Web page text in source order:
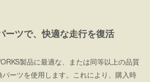
ーツで、快適な走行を復活
製品に最適な、または同等以上の品質
ーツを使用します。これにより、購入時